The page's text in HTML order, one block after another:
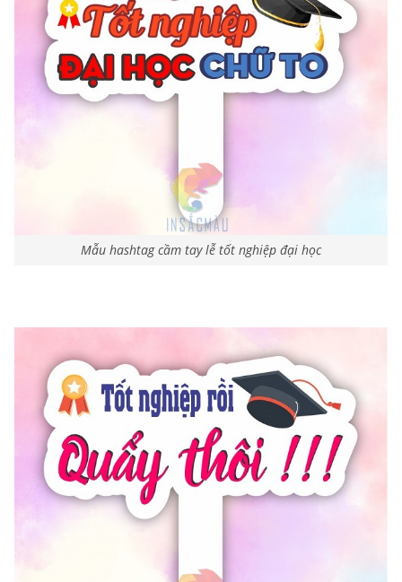
Mẫu hashtag cầm tay lễ tốt nghiệp đại học